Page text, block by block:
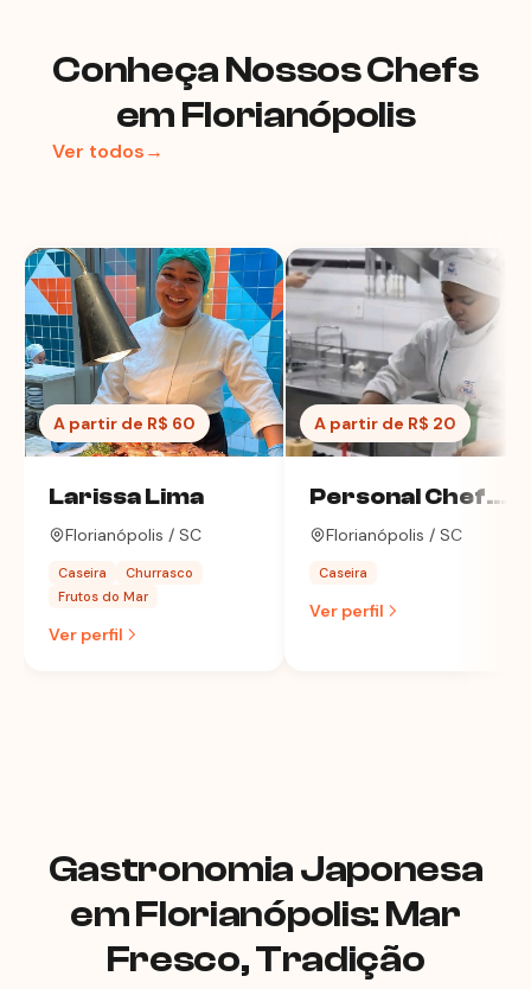
Conheça Nossos Chefs
em Florianópolis
Ver todos→
A partir de R$ 60
Larissa Lima
Florianópolis / SC
Caseira
Churrasco
Frutos do Mar
Ver perfil
A partir de R$ 20
Personal Chef
Lidia
Florianópolis / SC
Caseira
Ver perfil
Gastronomia Japonesa
em Florianópolis: Mar
Fresco, Tradição